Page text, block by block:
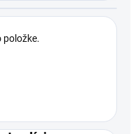
položke.